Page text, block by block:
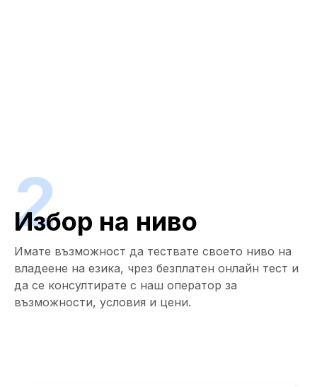
2
Избор на ниво
Имате възможност да тествате своето ниво на
владеене на езика, чрез безплатен онлайн тест и
да се консултирате с наш оператор за
възможности, условия и цени.